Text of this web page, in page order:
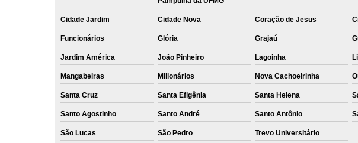
Cidade Jardim Cidade Nova Coração de Jesus
Funcionários Glória Grajaú
Jardim América João Pinheiro Lagoinha
Mangabeiras Milionários Nova Cachoeirinha
Santa Cruz Santa Efigênia Santa Helena
Santo Agostinho Santo André Santo Antônio
São Lucas São Pedro
Trevo Universitário